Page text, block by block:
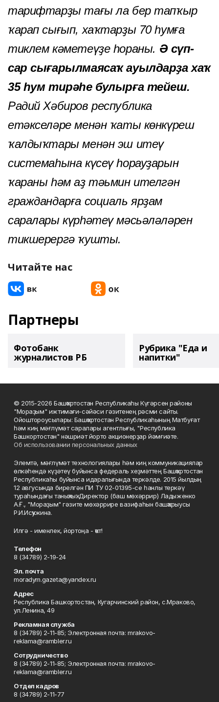
тарифтарҙы тағы ла бер тапҡыр
ҡарап сығып, хаҡтарҙы 70 һумға
тиклем кәметеүҙе һораны. Ә сүп-
сар сығарылмаясаҡ ауылдарҙа хаҡ
35 һум тирәһе булырға тейеш.
Радий Хәбиров республика
етәкселәре менән ҡаты көнкүреш
ҡалдыҡтары менән эш итеү
системаһына күсеү һорауҙарын
ҡараны һәм аҙ тәьмин ителгән
граждандарға социаль ярҙам
саралары күрһәтеү мәсьәләләрен
тикшерергә ҡушты.
Читайте нас
Партнеры
Фотобанк
журналистов РБ
Рубрика "Еда и
напитки"
© 2015-2026 Башҡортостан Республикаһы Күгәрсен районы
"Мораҙым" ижтимағи-сәйәси гәзитенең рәсми сайты.
Ойоштороусылары: Башҡортостан Республикаһының Матбуғат
һәм киң мәғлүмәт саралары агентлығы, "Республика
Башкортостан" нәшриәт йорто акционерҙар йәмғиәте.
Об использовании персональных данных
Элемтә, мәғлүмәт технологиялары һәм киң коммуникациялар
өлкәһендә күҙәтеү буйынса федераль хеҙмәттең Башҡортостан
Республикаһы буйынса идаралығында теркәлде. 2015 йылдың
12 авгусында бирелгән ПИ ТУ 02-01395-се һанлы теркәү
тураһындағы таныҡлыҡ. Директор (баш мөхәррир) Ладыженко
А.Ғ., "Мораҙым" гәзите мөхәррире вазифаһын башҡарыусы
Р.И.Исҡужина.
Илгә - именлек, йортоңа - ҡот!
Телефон
8 (34789) 2-19-24
Эл. почта
moradym.gazeta@yandex.ru
Адрес
Республика Башкортостан, Кугарчинский район, с.Мраково,
ул.Ленина, 49
Рекламная служба
8 (34789) 2-11-85; Электронная почта: mrakovo-
reklama@rambler.ru
Сотрудничество
8 (34789) 2-11-85; Электронная почта: mrakovo-
reklama@rambler.ru
Отдел кадров
8 (34789) 2-11-77